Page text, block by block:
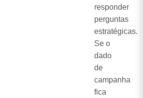
responder
perguntas
estratégicas.
Se o
dado
de
campanha
fica